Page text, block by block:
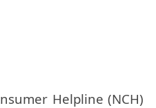
Helpline (NCH)